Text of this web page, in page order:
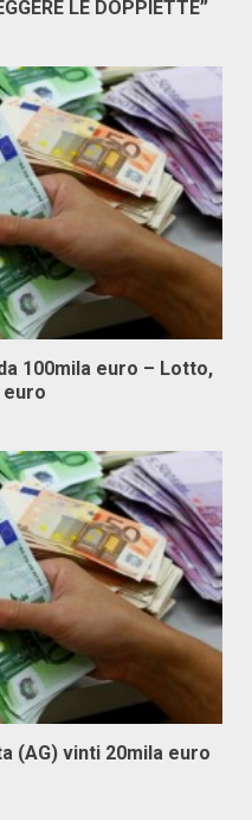
LE DOPPIETTE”
100mila euro – Lotto,
euro
(AG) vinti 20mila euro